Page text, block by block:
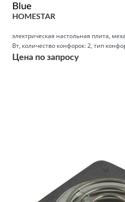
Blue
HOMESTAR
электрическая настольная плита,
Вт, количество конфорок: 2, тип
Цена по запросу